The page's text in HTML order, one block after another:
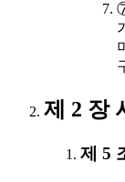
제 2 장
제 5